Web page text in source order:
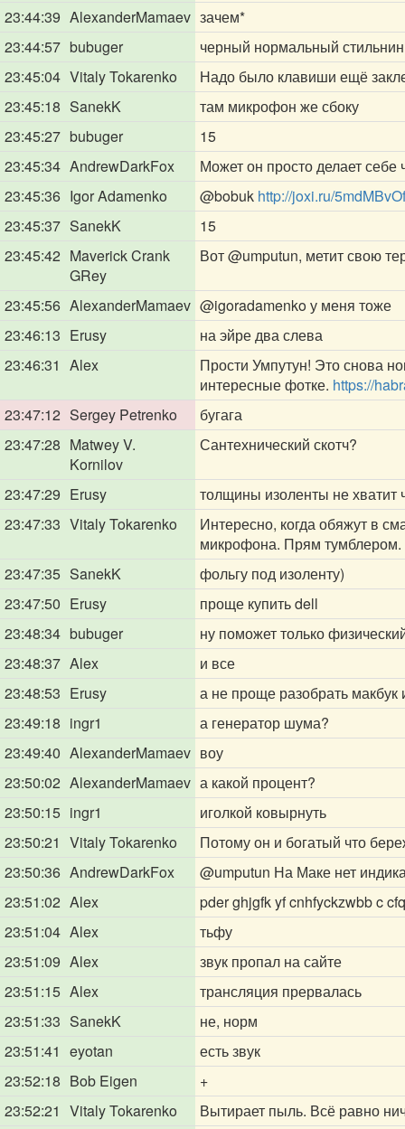
23:44:39 AlexanderMamaev зачем*
23:44:57 bubuger
черный нормальный
23:45:04 Vitaly Tokarenko
Надо было клавиши ещё
23:45:18 SanekK
там микрофон же сбоку
23:45:27 bubuger
15
23:45:34 AndrewDarkFox
Может он просто делает
23:45:36 Igor Adamenko @bobuk http://joxi.ru/
23:45:37 SanekK
15
23:45:42 Maverick Crank
GRey
Вот@umputun, метит свою
23:45:56 AlexanderMamaev @igoradamenkoу меня тоже
23:46:13 Erusy
на эйре два слева
23:46:31 Alex
Прости Умпутун! Это снова
интересные фотке. https://
23:47:12 Sergey Petrenko
бугага
23:47:28 Matwey V.
Kornilov
Сантехнический скотч?
23:47:29 Erusy
толщины изоленты не
23:47:33 Vitaly Tokarenko
Интересно, когда обяжут в
микрофона. Прям тумблером.
23:47:35 SanekK
фольгу под изоленту)
23:47:50 Erusy
проще купить dell
23:48:34 bubuger
ну поможет только
23:48:37 Alex
и все
23:48:53 Erusy
а не проще разобрать
23:49:18 ingr1
а генератор шума?
23:49:40 AlexanderMamaev воу
23:50:02 AlexanderMamaev а какой процент?
23:50:15 ingr1
иголкой ковырнуть
23:50:21 Vitaly Tokarenko
Потому он и богатый что
23:50:36 AndrewDarkFox @umputun На Маке нет
23:51:02 Alex
pder ghjgfk yf cnhfyckzwbb c
23:51:04 Alex
тьфу
23:51:09 Alex
звук пропал на сайте
23:51:15 Alex
трансляция прервалась
23:51:33 SanekK
не, норм
23:51:41 eyotan
есть звук
23:52:18 Bob Eigen
+
23:52:21 Vitaly Tokarenko
Вытирает пыль. Всё равно